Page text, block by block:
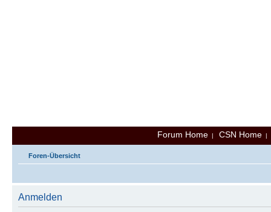
Forum Home | CSN Home
Foren-Übersicht
Anmelden